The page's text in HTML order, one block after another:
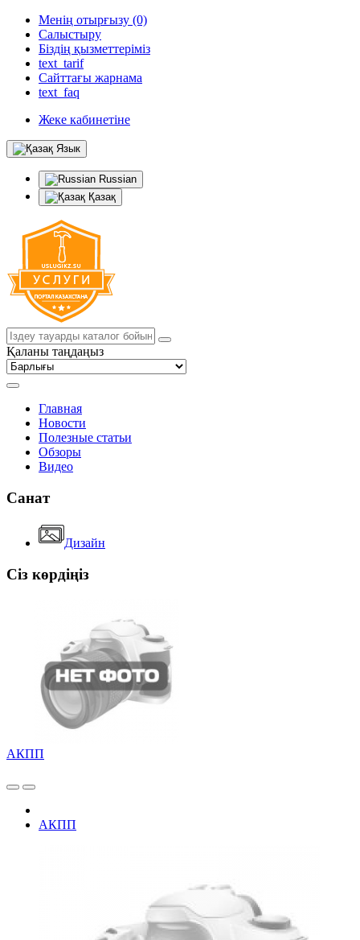
Менің отырғызу (0)
Салыстыру
Біздің қызметтеріміз
text_tarif
Сайттағы жарнама
text_faq
Жеке кабинетіне
Язык
Russian
Қазақ
Қаланы таңдаңыз
Главная
Новости
Полезные статьи
Обзоры
Видео
Санат
Дизайн
Сіз көрдіңіз
АКПП
АКПП